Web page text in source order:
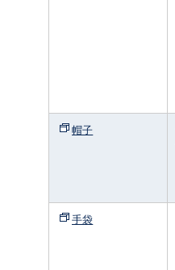
帽子
手袋